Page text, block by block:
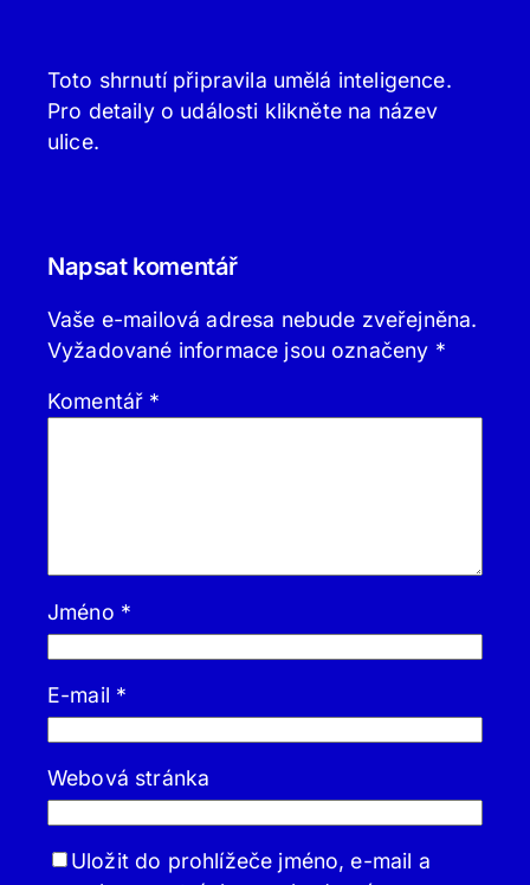
Toto shrnutí připravila umělá inteligence.
Pro detaily o události klikněte na název
ulice.
Napsat komentář
Vaše e-mailová adresa nebude zveřejněna.
Vyžadované informace jsou označeny *
Komentář *
Jméno *
E-mail *
Webová stránka
Uložit do prohlížeče jméno, e-mail a